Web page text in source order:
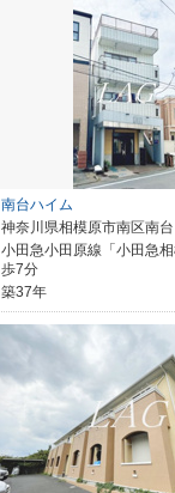
南台ハイム
神奈川県相模原市南区南台
小田急小田原線「小田急
歩7分
築37年